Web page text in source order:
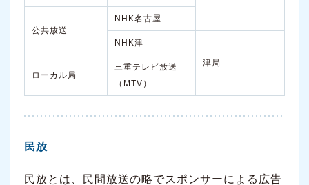
公共放送
NHK名古屋
NHK津
津局
ローカル局
三重テレビ放送
（MTV）
民放
民放とは、民間放送の略でスポンサーによる広告